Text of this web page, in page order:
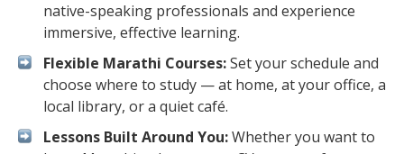
native-speaking professionals and experience
immersive, effective learning.
Flexible Marathi Courses:Set your schedule and
choose where to study — at home, at your office, a
local library, or a quiet café.
Lessons Built Around You:Whether you want to